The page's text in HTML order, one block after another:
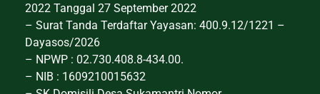
2022 Tanggal 27 September 2022
– Surat Tanda Terdaftar Yayasan: 400.9.12/1221 –
Dayasos/2026
– NPWP : 02.730.408.8-434.00.
– NIB : 1609210015632